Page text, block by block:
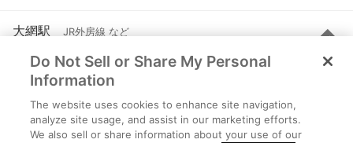
大網駅 JR外房線 など
千葉県大網白里市南玉21-7
このページの店舗から 5.9 km
ルート
を見る
永田駅 JR外房線
千葉県大網白里市永田1835
Do Not Sell or Share My Personal
Information
The website uses cookies to enhance site navigation,
analyze site usage, and assist in our marketing efforts.
We also sell or share information about your use of our